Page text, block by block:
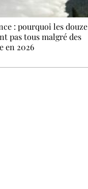
: pourquoi les douze
pas tous malgré des
en 2026